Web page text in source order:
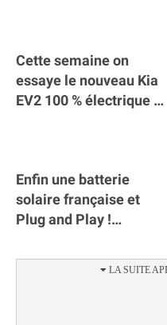
Cette semaine on
essaye le nouveau Kia
EV2 100 % électrique ⚡️!
Enfin une batterie
solaire française et
Plug and Play !
#batterie @gosunology